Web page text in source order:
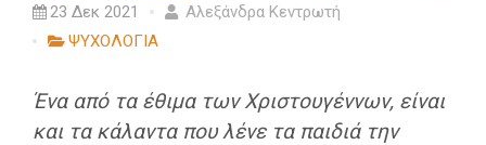
23 Δεκ 2021
Αλεξάνδρα Κεντρωτή
ΨΥΧΟΛΟΓΙΑ
Ένα από τα έθιμα των Χριστουγέννων, είναι
και τα κάλαντα που λένε τα παιδιά την